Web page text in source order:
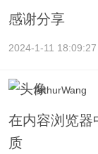
感谢分享
2024-1-11 18:09:27
ArthurWang
在内容浏览器
质